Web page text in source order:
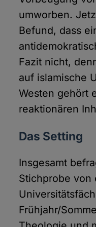
umworben.
Befund, dass
Fazit nicht,
auf islamische
Westen gehört
reaktionären
Das Setting
Insgesamt
Stichprobe von
Frühjahr/